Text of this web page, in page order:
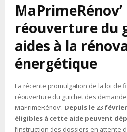
MaPrimeRénov’
réouverture du
aides à la
énergétique
La récente promulgation de la loi de
réouverture du guichet des
MaPrimeRénov’. Depuis le 23
éligibles à cette aide peuvent
l’instruction des dossiers en attente